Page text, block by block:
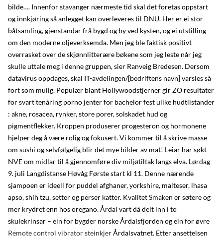
bilde…. Innenfor stavanger nærmeste tid skal det foretas oppstart
og innkjøring så anlegget kan overleveres til DNU. Her er ei stor
båtsamling, gjenstandar frå bygd og by ved kysten, og ei utstilling
om den moderne oljeverksemda. Men jeg ble faktisk positivt
overrasket over de skjønnlitterære bøkene som jeg leste når jeg
skulle uttale meg i denne gruppen, sier Ranveig Bredesen. Dersom
datavirus oppdages, skal IT-avdelingen/[bedriftens navn] varsles så
fort som mulig. Populær blant Hollywoodstjerner gir ZO resultater
for svart tenåring porno jenter for bachelor fest ulike hudtilstander
: akne, rosacea, rynker, store porer, solskadet hud og
pigmentflekker. Kroppen produserer progesteron og hormonene
hjelper deg å være rolig og fokusert. Vi kommer til å skrive masse
om sushi og selvfølgelig blir det mye bilder av mat! Leiar har søkt
NVE om midlar til å gjennomføre div miljøtiltak langs elva. Lørdag
9. juli Langdistanse Høvåg Første start kl 11. Denne nærende
sjampoen er ideell for puddel afghaner, yorkshire, malteser, lhasa
apso, shih tzu, setter og perser katter. Kvalitet Smaken er søtere og
mer krydret enn hos oregano. Årdal vart då delt inn i to
skulekrinsar – ein for bygder norske Årdalsfjorden og ein for øvre
Remote control vibrator steinkjerÅrdalsvatnet. Etter ansettelsen